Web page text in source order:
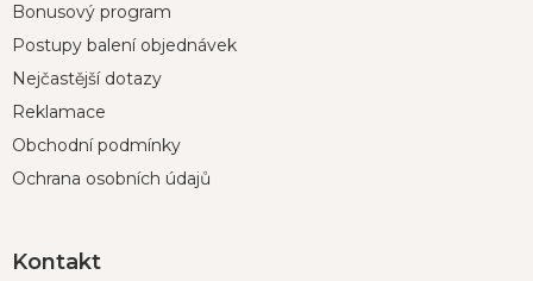
Bonusový program
Postupy balení objednávek
Nejčastější dotazy
Reklamace
Obchodní podmínky
Ochrana osobních údajů
Kontakt